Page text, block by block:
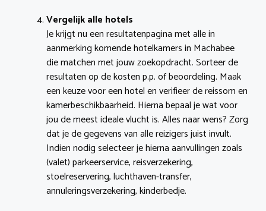
Vergelijk alle hotels
Je krijgt nu een resultatenpagina met alle in
aanmerking komende hotelkamers in Machabee
die matchen met jouw zoekopdracht. Sorteer de
resultaten op de kosten p.p. of beoordeling. Maak
een keuze voor een hotel en verifieer de reissom en
kamerbeschikbaarheid. Hierna bepaal je wat voor
jou de meest ideale vlucht is. Alles naar wens? Zorg
dat je de gegevens van alle reizigers juist invult.
Indien nodig selecteer je hierna aanvullingen zoals
(valet) parkeerservice, reisverzekering,
stoelreservering, luchthaven-transfer,
annuleringsverzekering, kinderbedje.